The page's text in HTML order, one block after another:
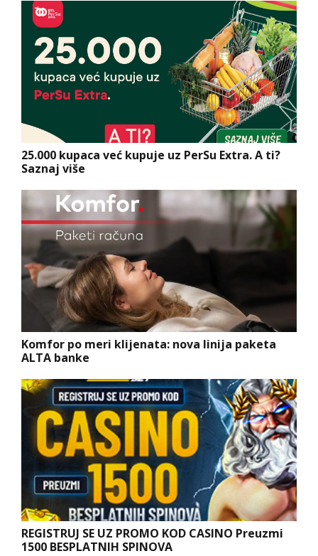
25.000 kupaca već kupuje uz PerSu Extra. A ti?
Saznaj više
Komfor po meri klijenata: nova linija paketa
ALTA banke
REGISTRUJ SE UZ PROMO KOD CASINO Preuzmi
1500 BESPLATNIH SPINOVA